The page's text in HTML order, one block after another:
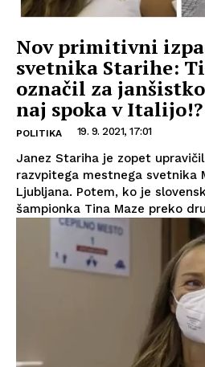
Nov primitivni
svetnika Starihe:
označil za
naj spoka v Italijo!?
POLITIKA 19. 9. 2021, 17:01
Janez Stariha je zopet
razvpitega mestnega svetnika
Ljubljana. Potem, ko je
šampionka Tina Maze preko